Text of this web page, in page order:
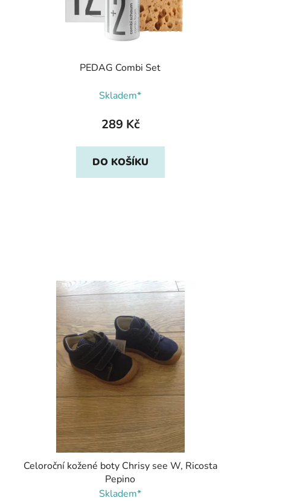
PEDAG Combi Set
Skladem*
289 Kč
DO KOŠÍKU
Celoroční kožené boty Chrisy see W, Ricosta
Pepino
Skladem*